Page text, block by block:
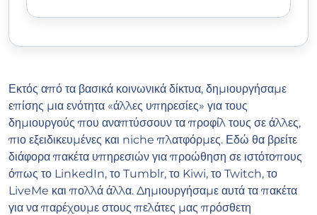
Εκτός από τα βασικά κοινωνικά δίκτυα, δημιουργήσαμε
επίσης μια ενότητα «άλλες υπηρεσίες» για τους
δημιουργούς που αναπτύσσουν τα προφίλ τους σε άλλες,
πιο εξειδικευμένες και niche πλατφόρμες. Εδώ θα βρείτε
διάφορα πακέτα υπηρεσιών για προώθηση σε ιστότοπους
όπως το LinkedIn, το Tumblr, το Kiwi, το Twitch, το
LiveMe και πολλά άλλα. Δημιουργήσαμε αυτά τα πακέτα
για να παρέχουμε στους πελάτες μας πρόσθετη